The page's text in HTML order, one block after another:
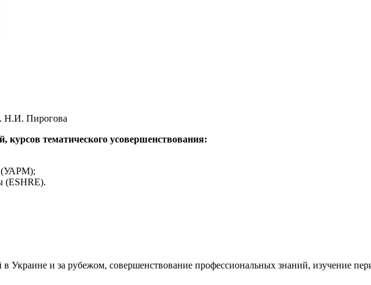
Н.И. Пирогова
курсов тематического усовершенствования:
(УАРМ);
(ESHRE).
Украине и за рубежом, совершенствование профессиональных знаний, изучение